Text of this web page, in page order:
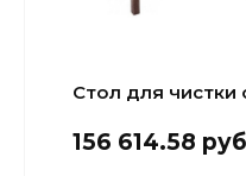
Стол для чистки
156 614.58